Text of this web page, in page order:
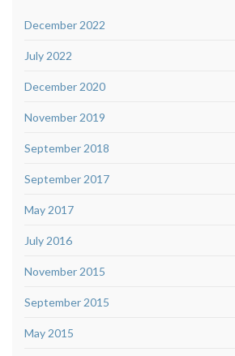
December 2022
July 2022
December 2020
November 2019
September 2018
September 2017
May 2017
July 2016
November 2015
September 2015
May 2015